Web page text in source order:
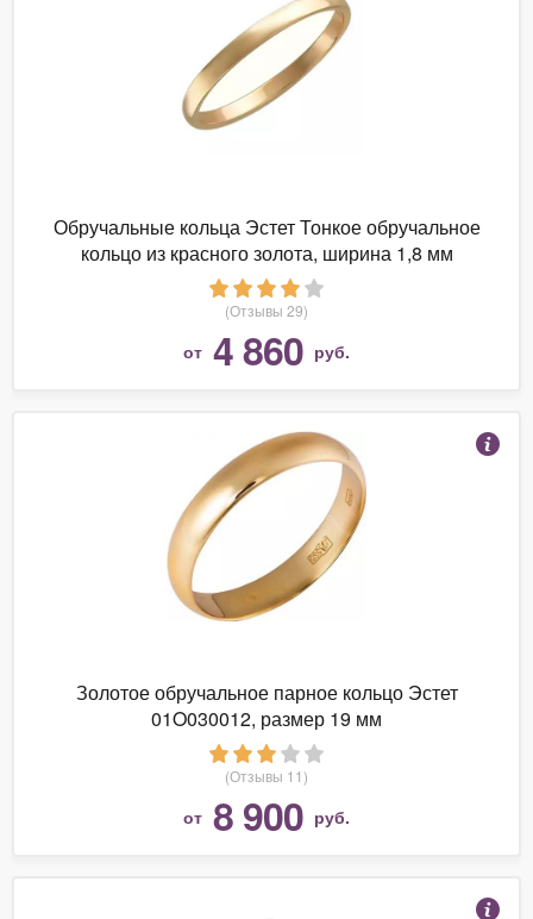
Обручальные кольца Эстет Тонкое обручальное
кольцо из красного золота, ширина 1,8 мм
(Отзывы 29)
от 4 860 руб.
Золотое обручальное парное кольцо Эстет
01O030012, размер 19 мм
(Отзывы 11)
от 8 900 руб.